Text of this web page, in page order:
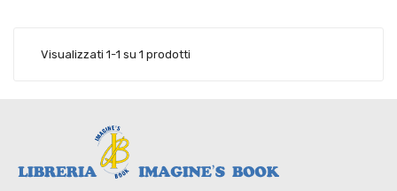
Visualizzati 1-1 su 1 prodotti